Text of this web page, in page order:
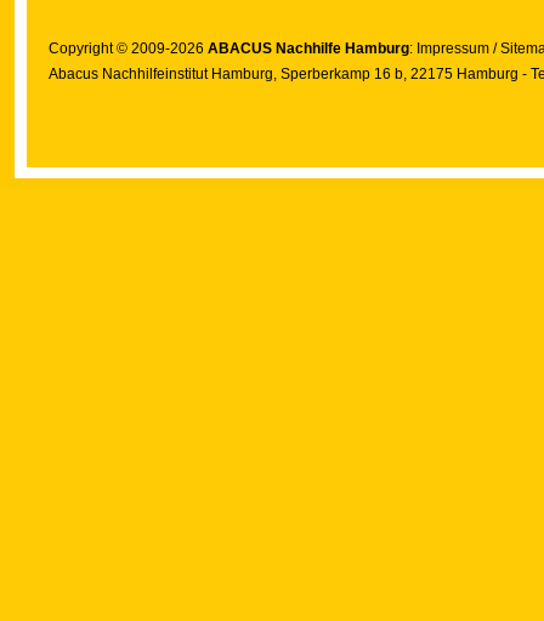
Copyright © 2009-2026 ABACUS Nachhilfe Hamburg: Impressum /
Abacus Nachhilfeinstitut Hamburg, Sperberkamp 16 b, 22175 Hamburg -